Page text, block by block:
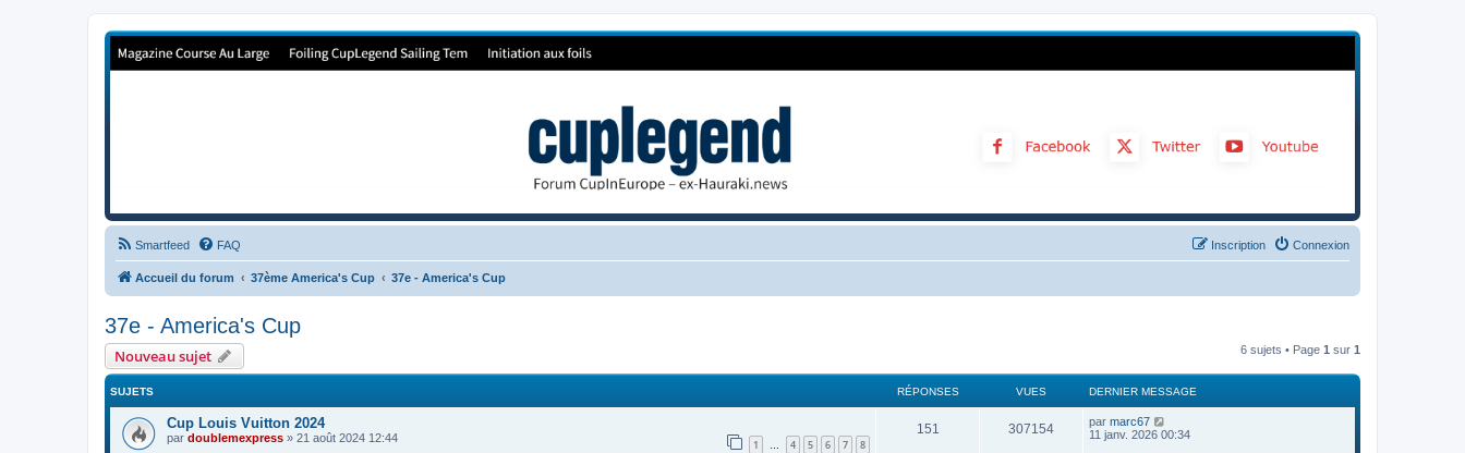
Forum de Cup In Europe
Smartfeed FAQ Connexion
Inscription
Accueil du forum 37ème America's Cup 37e - America's Cup
37e - America's Cup
Nouveau sujet 6 sujets • Page 1 sur 1
SUJETS RÉPONSES VUES DERNIER MESSAGE
Cup Louis Vuitton 2024
par doublemexpress » 21 août 2024 12:44 1 … 4 5 6 7 8
151 307154 par marc67
11 janv. 2026 00:34